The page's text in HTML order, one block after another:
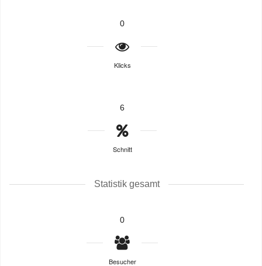
0
Klicks
6
Schnitt
Statistik gesamt
0
Besucher